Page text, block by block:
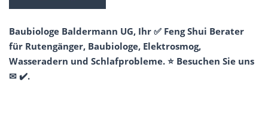
Baubiologe Baldermann UG, Ihr ✅ Feng Shui Berater
für Rutengänger, Baubiologe, Elektrosmog,
Wasseradern und Schlafprobleme. ⭐ Besuchen Sie uns
✉ ✔️.